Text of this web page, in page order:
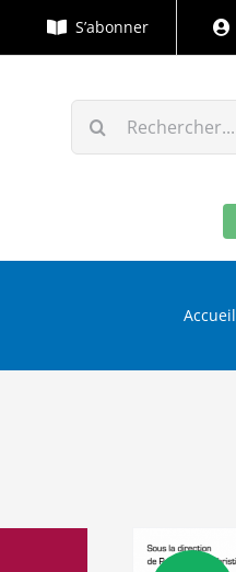
S’abonner
Rechercher:
Accueil